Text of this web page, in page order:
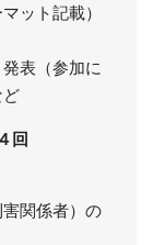
ット記載）
表（参加に
回
関係者）の